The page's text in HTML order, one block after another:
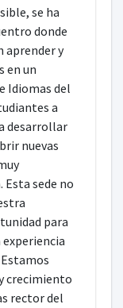
se ha
donde
aprender y
en un
Idiomas del
a
desarrollar
nuevas
sede no
para
crecimiento
rector del